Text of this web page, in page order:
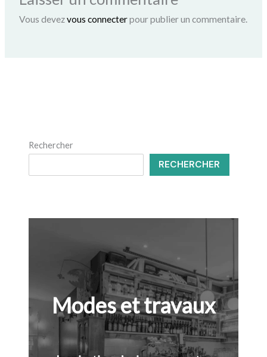
Vous devezvous connecterpour publier un commentaire.
Rechercher
RECHERCHER
Modes et travaux